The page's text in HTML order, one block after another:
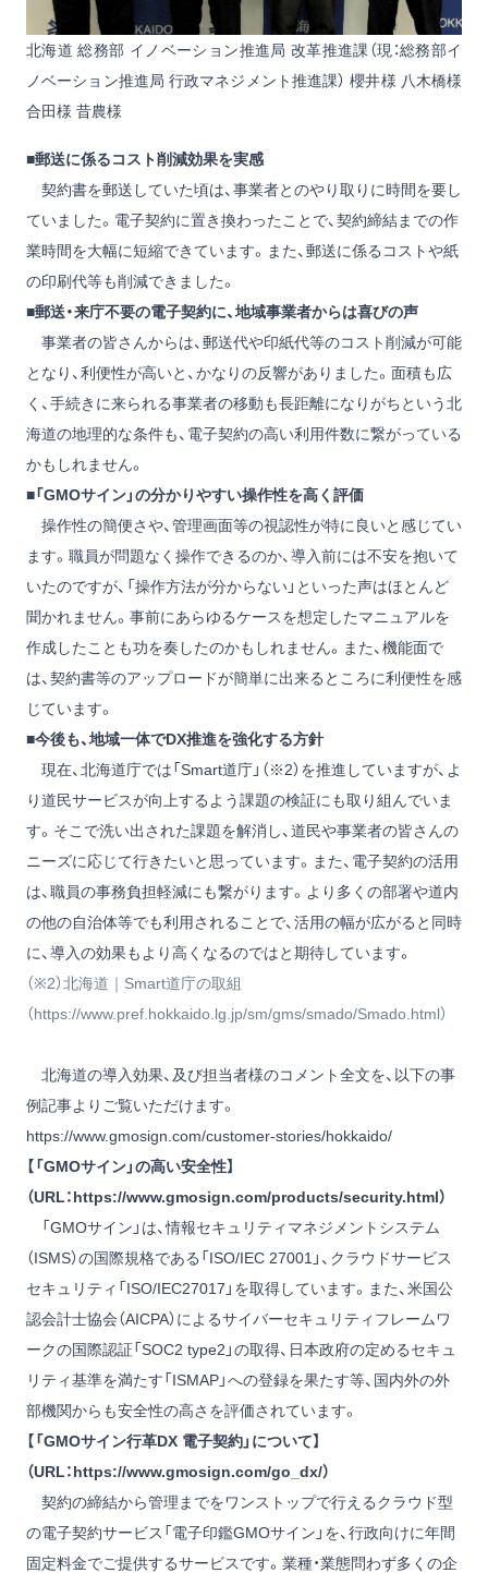
北海道 総務部 イノベーション推進局 改革推進課（現：総務部イ
ノベーション推進局 行政マネジメント推進課） 櫻井様 八木橋様
合田様 昔農様
■郵送に係るコスト削減効果を実感
契約書を郵送していた頃は、事業者とのやり取りに時間を要し
ていました。電子契約に置き換わったことで、契約締結までの作
業時間を大幅に短縮できています。また、郵送に係るコストや紙
の印刷代等も削減できました。
■郵送・来庁不要の電子契約に、地域事業者からは喜びの声
事業者の皆さんからは、郵送代や印紙代等のコスト削減が可能
となり、利便性が高いと、かなりの反響がありました。面積も広
く、手続きに来られる事業者の移動も長距離になりがちという北
海道の地理的な条件も、電子契約の高い利用件数に繋がっている
かもしれません。
■「GMOサイン」の分かりやすい操作性を高く評価
操作性の簡便さや、管理画面等の視認性が特に良いと感じてい
ます。職員が問題なく操作できるのか、導入前には不安を抱いて
いたのですが、「操作方法が分からない」といった声はほとんど
聞かれません。事前にあらゆるケースを想定したマニュアルを
作成したことも功を奏したのかもしれません。また、機能面で
は、契約書等のアップロードが簡単に出来るところに利便性を感
じています。
■今後も、地域一体でDX推進を強化する方針
現在、北海道庁では「Smart道庁」（※2）を推進していますが、よ
り道民サービスが向上するよう課題の検証にも取り組んでいま
す。そこで洗い出された課題を解消し、道民や事業者の皆さんの
ニーズに応じて行きたいと思っています。また、電子契約の活用
は、職員の事務負担軽減にも繋がります。より多くの部署や道内
の他の自治体等でも利用されることで、活用の幅が広がると同時
に、導入の効果もより高くなるのではと期待しています。
（※2）北海道｜Smart道庁の取組
（https://www.pref.hokkaido.lg.jp/sm/gms/smado/Smado.html）
北海道の導入効果、及び担当者様のコメント全文を、以下の事
例記事よりご覧いただけます。
https://www.gmosign.com/customer-stories/hokkaido/
【「GMOサイン」の高い安全性】
（URL：https://www.gmosign.com/products/security.html）
「GMOサイン」は、情報セキュリティマネジメントシステム
（ISMS）の国際規格である「ISO/IEC 27001」、クラウドサービス
セキュリティ「ISO/IEC27017」を取得しています。また、米国公
認会計士協会（AICPA）によるサイバーセキュリティフレームワ
ークの国際認証「SOC2 type2」の取得、日本政府の定めるセキュ
リティ基準を満たす「ISMAP」への登録を果たす等、国内外の外
部機関からも安全性の高さを評価されています。
【「GMOサイン行革DX 電子契約」について】
（URL：https://www.gmosign.com/go_dx/）
契約の締結から管理までをワンストップで行えるクラウド型
の電子契約サービス「電子印鑑GMOサイン」を、行政向けに年間
固定料⾦でご提供するサービスです。業種・業態問わず多くの企